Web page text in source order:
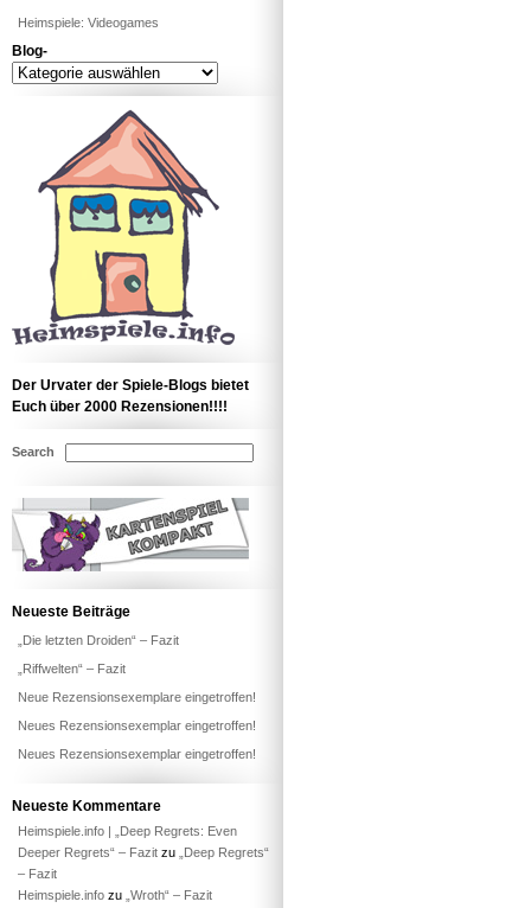
Heimspiele: Videogames
Blog-
Blog-
Der Urvater der Spiele-Blogs bietet
Euch über 2000 Rezensionen!!!!
Search
Neueste Beiträge
„Die letzten Droiden“ – Fazit
„Riffwelten“ – Fazit
Neue Rezensionsexemplare eingetroffen!
Neues Rezensionsexemplar eingetroffen!
Neues Rezensionsexemplar eingetroffen!
Neueste Kommentare
Heimspiele.info | „Deep Regrets: Even
Deeper Regrets“ – Fazit zu
„Deep Regrets“
– Fazit
Heimspiele.info zu „Wroth“ – Fazit